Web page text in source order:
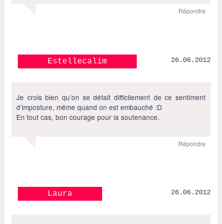
Répondre
Estellecalim 26.06.2012
Je crois bien qu’on se défait difficilement de ce sentiment
d’imposture, même quand on est embauché :D
En tout cas, bon courage pour la soutenance.
Répondre
Laura 26.06.2012